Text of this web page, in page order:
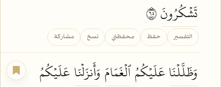
تَشۡكُرُونَ
التفسير حفظ محفظتي نسخ مشاركة
وَظَلَّلۡنَاعَلَيۡكُمُٱلۡغَمَامَ وَأَنزَلۡنَاعَلَيۡكُمُ